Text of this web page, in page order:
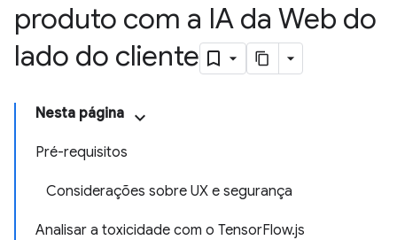
produto com a IA da Web do
lado do cliente
Nesta página
Pré-requisitos
Considerações sobre UX e segurança
Analisar a toxicidade com o TensorFlow.js